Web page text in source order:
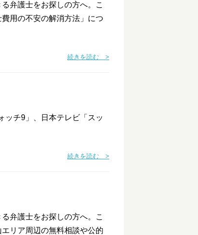
弁護士をお探しの方へ。こ
用の不安の解消方法」につ
続きを読む >
ッチ9」、日本テレビ「スッ
続きを読む >
弁護士をお探しの方へ。こ
リア周辺の無料相談や公的